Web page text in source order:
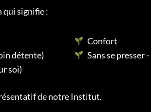
qui signifie :
détente)
soi)
Confort
Sans se presser
de notre Institut.